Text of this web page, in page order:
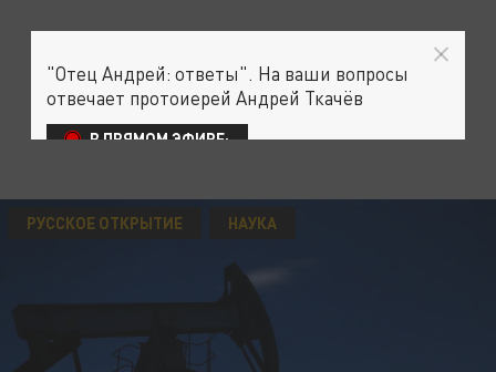
РУССКОЕ ОТКРЫТИЕ НАУКА
"Отец Андрей: ответы". На ваши вопросы
отвечает протоиерей Андрей Ткачёв
В ПРЯМОМ ЭФИРЕ: